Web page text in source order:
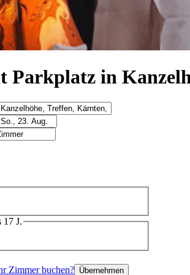
Parkplatz in
17 J.
Zimmer buchen? Übernehmen